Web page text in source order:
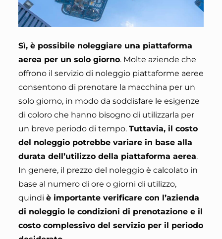
Sì, è possibile noleggiare una piattaforma
aerea per un solo giorno. Molte aziende che
offrono il servizio di noleggio piattaforme aeree
consentono di prenotare la macchina per un
solo giorno, in modo da soddisfare le esigenze
di coloro che hanno bisogno di utilizzarla per
un breve periodo di tempo. Tuttavia, il costo
del noleggio potrebbe variare in base alla
durata dell’utilizzo della piattaforma aerea.
In genere, il prezzo del noleggio è calcolato in
base al numero di ore o giorni di utilizzo,
quindi è importante verificare con l’azienda
di noleggio le condizioni di prenotazione e il
costo complessivo del servizio per il periodo